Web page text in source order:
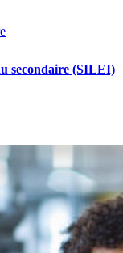
secondaire (SILEI)